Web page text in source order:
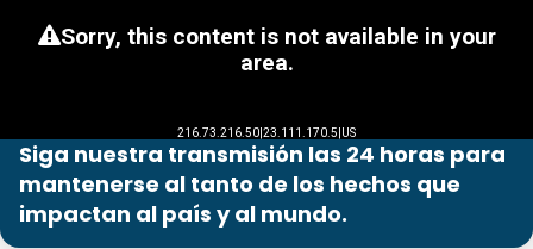
Siga nuestra transmisión las 24 horas para
mantenerse al tanto de los hechos que
impactan al país y al mundo.
Programas